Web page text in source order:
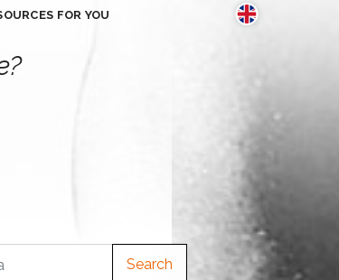
FOR YOU
Search